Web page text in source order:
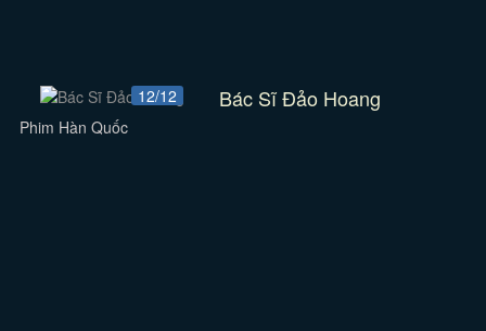
12/12 Bác Sĩ Đảo Hoang
Phim Hàn Quốc